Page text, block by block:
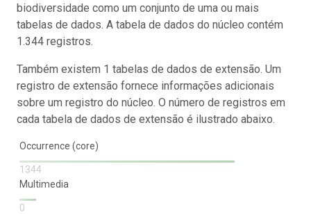
biodiversidade como um conjunto de uma ou mais
tabelas de dados. A tabela de dados do núcleo contém
1.344 registros.
Também existem 1 tabelas de dados de extensão. Um
registro de extensão fornece informações adicionais
sobre um registro do núcleo. O número de registros em
cada tabela de dados de extensão é ilustrado abaixo.
Occurrence (core)
1344
Multimedia
0